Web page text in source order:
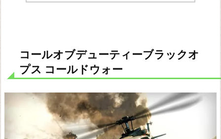
コールオブデューティーブラックオ
プス コールドウォー